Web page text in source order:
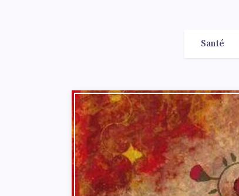
Santé